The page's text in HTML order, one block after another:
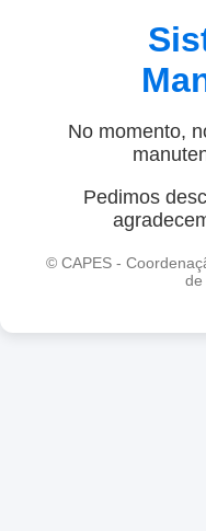
No momento,
Pedimos
© CAPES -
de